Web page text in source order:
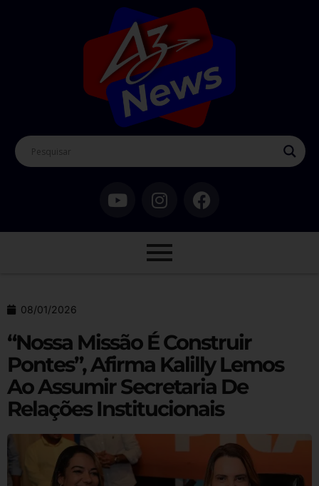
08/01/2026
“Nossa Missão É Construir
Pontes”, Afirma Kalilly Lemos
Ao Assumir Secretaria De
Relações Institucionais